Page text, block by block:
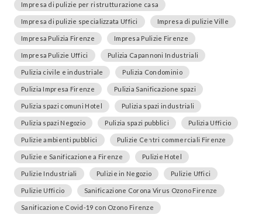
Impresa di pulizie per ristrutturazione casa
Impresa di pulizie specializzata Uffici Impresa di pulizie Ville
Impresa Pulizia Firenze Impresa Pulizie Firenze
Impresa Pulizie Uffici Pulizia Capannoni Industriali
Pulizia civile e industriale Pulizia Condominio
Pulizia Impresa Firenze Pulizia Sanificazione spazi
Pulizia spazi comuni Hotel Pulizia spazi industriali
Pulizia spazi Negozio Pulizia spazi pubblici Pulizia Ufficio
Pulizie ambienti pubblici Pulizie Centri commerciali Firenze
Pulizie e Sanificazione a Firenze Pulizie Hotel
Pulizie Industriali Pulizie in Negozio Pulizie Uffici
Pulizie Ufficio Sanificazione Corona Virus Ozono Firenze
Sanificazione Covid-19 con Ozono Firenze